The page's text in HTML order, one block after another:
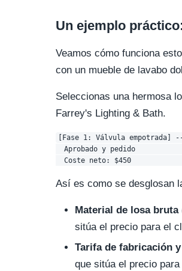
Un ejemplo
Veamos cómo funciona
con un mueble de lavabo
Seleccionas una hermosa
Farrey's Lighting & Bath.
[Fase 1: Válvula
Aprobado y pedido
Así es como se desglosan
Material de losa bruta
sitúa el precio para el
Tarifa de fabricación
que sitúa el precio